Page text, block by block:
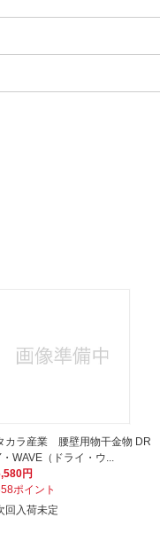
カラ産業 腰壁用物干金物 DR
WAVE（ドライ・ウ...
円
ポイント
回入荷未定